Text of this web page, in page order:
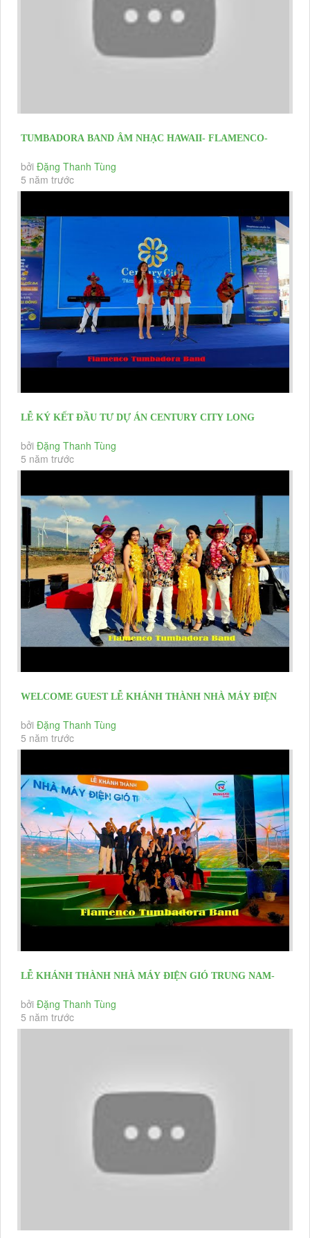
TUMBADORA BAND ÂM NHẠC HAWAII- FLAMENCO-
LATIN HOÀNG HÔN TRÊN BIỂN CHÀO...
bởi Đặng Thanh Tùng
5 năm trước
LỄ KÝ KẾT ĐẦU TƯ DỰ ÁN CENTURY CITY LONG
THÀNH 24/4/2021 TUMBADORA FLAMENCO...
bởi Đặng Thanh Tùng
5 năm trước
WELCOME GUEST LỄ KHÁNH THÀNH NHÀ MÁY ĐIỆN
GIÓ TRUNG NAM- THUẬN BẮC NINH...
bởi Đặng Thanh Tùng
5 năm trước
LỄ KHÁNH THÀNH NHÀ MÁY ĐIỆN GIÓ TRUNG NAM-
THUẬN BẮC NINH THUẬN
bởi Đặng Thanh Tùng
5 năm trước